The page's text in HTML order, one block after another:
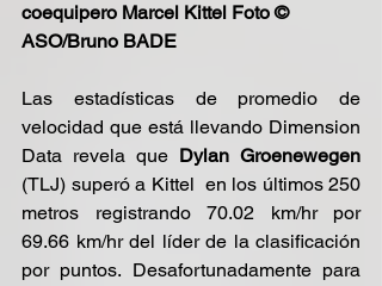
coequipero Marcel Kittel Foto ©
ASO/Bruno BADE
Las estadísticas de promedio de
velocidad que está llevando Dimension
Data revela que
(TLJ) superó a Kittel  en los últimos 250
metros registrando 70.02 km/hr por
69.66 km/hr del líder de la clasificación
por puntos. Desafortunadamente para